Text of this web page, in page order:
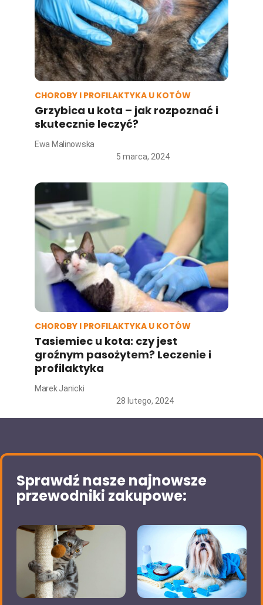
CHOROBY I PROFILAKTYKA U KOTÓW
Grzybica u kota – jak rozpoznać i
skutecznie leczyć?
Ewa Malinowska
5 marca, 2024
CHOROBY I PROFILAKTYKA U KOTÓW
Tasiemiec u kota: czy jest
groźnym pasożytem? Leczenie i
profilaktyka
Marek Janicki
28 lutego, 2024
Sprawdź nasze najnowsze
przewodniki zakupowe: